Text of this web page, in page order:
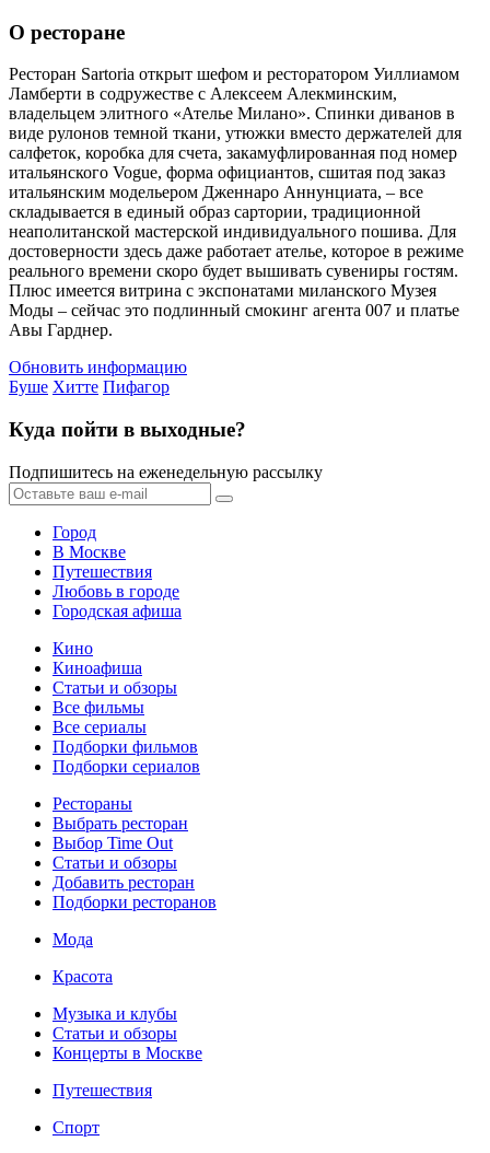
О ресторане
Ресторан Sartoria открыт шефом и ресторатором Уиллиамом
Ламберти в содружестве с Алексеем Алекминским,
владельцем элитного «Ателье Милано». Спинки диванов в
виде рулонов темной ткани, утюжки вместо держателей для
салфеток, коробка для счета, закамуфлированная под номер
итальянского Vogue, форма официантов, сшитая под заказ
итальянским модельером Дженнаро Аннунциата, – все
складывается в единый образ сартории, традиционной
неаполитанской мастерской индивидуального пошива. Для
достоверности здесь даже работает ателье, которое в режиме
реального времени скоро будет вышивать сувениры гостям.
Плюс имеется витрина с экспонатами миланского Музея
Моды – сейчас это подлинный смокинг агента 007 и платье
Авы Гарднер.
Обновить информацию
Буше Хитте Пифагор
Куда пойти в выходные?
Подпишитесь на еженедельную рассылку
Город
В Москве
Путешествия
Любовь в городе
Городская афиша
Кино
Киноафиша
Статьи и обзоры
Все фильмы
Все сериалы
Подборки фильмов
Подборки сериалов
Рестораны
Выбрать ресторан
Выбор Time Out
Статьи и обзоры
Добавить ресторан
Подборки ресторанов
Мода
Красота
Музыка и клубы
Статьи и обзоры
Концерты в Москве
Путешествия
Спорт